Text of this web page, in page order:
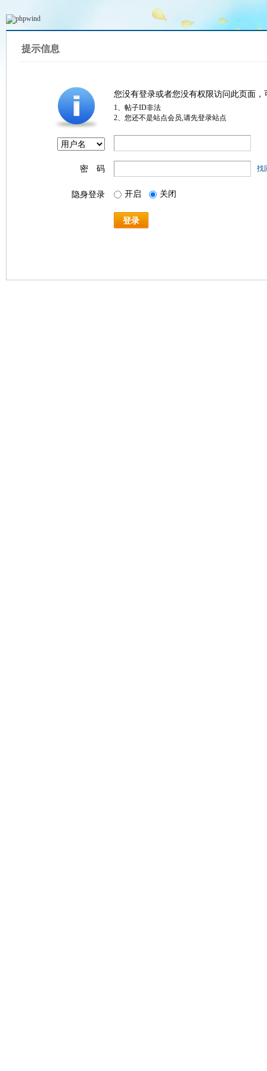
提示信息
您没有登录或者您没有权限访问此页面
1、帖子ID非法
2、您还不是站点会员,请先登录站点
密 码 找
隐身登录 开启 关闭
登录